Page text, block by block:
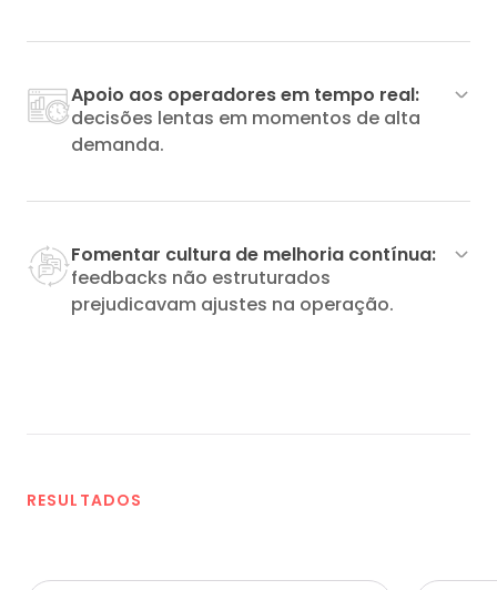
Apoio aos operadores em tempo real:
decisões lentas em momentos de alta
demanda.
Fomentar cultura de melhoria contínua:
feedbacks não estruturados
prejudicavam ajustes na operação.
RESULTADOS